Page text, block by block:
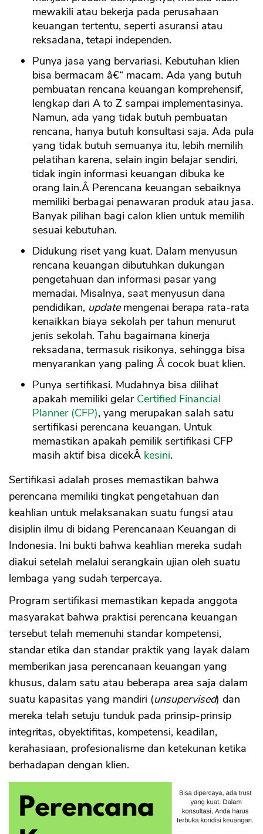
mewakili atau bekerja pada perusahaan
keuangan tertentu, seperti asuransi atau
reksadana, tetapi independen.
Punya jasa yang bervariasi. Kebutuhan klien
bisa bermacam â€“ macam. Ada yang butuh
pembuatan rencana keuangan komprehensif,
lengkap dari A to Z sampai implementasinya.
Namun, ada yang tidak butuh pembuatan
rencana, hanya butuh konsultasi saja. Ada pula
yang tidak butuh semuanya itu, lebih memilih
pelatihan karena, selain ingin belajar sendiri,
tidak ingin informasi keuangan dibuka ke
orang lain.Â Perencana keuangan sebaiknya
memiliki berbagai penawaran produk atau jasa.
Banyak pilihan bagi calon klien untuk memilih
sesuai kebutuhan.
Didukung riset yang kuat. Dalam menyusun
rencana keuangan dibutuhkan dukungan
pengetahuan dan informasi pasar yang
memadai. Misalnya, saat menyusun dana
pendidikan, updatemengenai berapa rata-rata
kenaikkan biaya sekolah per tahun menurut
jenis sekolah. Tahu bagaimana kinerja
reksadana, termasuk risikonya, sehingga bisa
menyarankan yang paling Â cocok buat klien.
Punya sertifikasi. Mudahnya bisa dilihat
apakah memiliki gelar Certified Financial
Planner (CFP), yang merupakan salah satu
sertifikasi perencana keuangan. Untuk
memastikan apakah pemilik sertifikasi CFP
masih aktif bisa dicekÂ kesini.
Sertifikasi adalah proses memastikan bahwa
perencana memiliki tingkat pengetahuan dan
keahlian untuk melaksanakan suatu fungsi atau
disiplin ilmu di bidang Perencanaan Keuangan di
Indonesia. Ini bukti bahwa keahlian mereka sudah
diakui setelah melalui serangkain ujian oleh suatu
lembaga yang sudah terpercaya.
Program sertifikasi memastikan kepada anggota
masyarakat bahwa praktisi perencana keuangan
tersebut telah memenuhi standar kompetensi,
standar etika dan standar praktik yang layak dalam
memberikan jasa perencanaan keuangan yang
khusus, dalam satu atau beberapa area saja dalam
suatu kapasitas yang mandiri (unsupervised) dan
mereka telah setuju tunduk pada prinsip-prinsip
integritas, obyektifitas, kompetensi, keadilan,
kerahasiaan, profesionalisme dan ketekunan ketika
berhadapan dengan klien.